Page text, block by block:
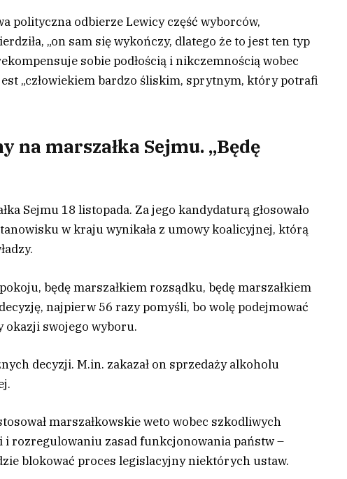
polityczna odbierze Lewicy część wyborców,
„on sam się wykończy, dlatego że to jest ten typ
sobie podłością i nikczemnością wobec
jest „człowiekiem bardzo śliskim, sprytnym, który potrafi
na marszałka Sejmu. „Będę
Sejmu 18 listopada. Za jego kandydaturą głosowało
w kraju wynikała z umowy koalicyjnej, którą
będę marszałkiem rozsądku, będę marszałkiem
najpierw 56 razy pomyśli, bo wolę podejmować
okazji swojego wyboru.
decyzji. M.in. zakazał on sprzedaży alkoholu
marszałkowskie weto wobec szkodliwych
rozregulowaniu zasad funkcjonowania państw –
blokować proces legislacyjny niektórych ustaw.